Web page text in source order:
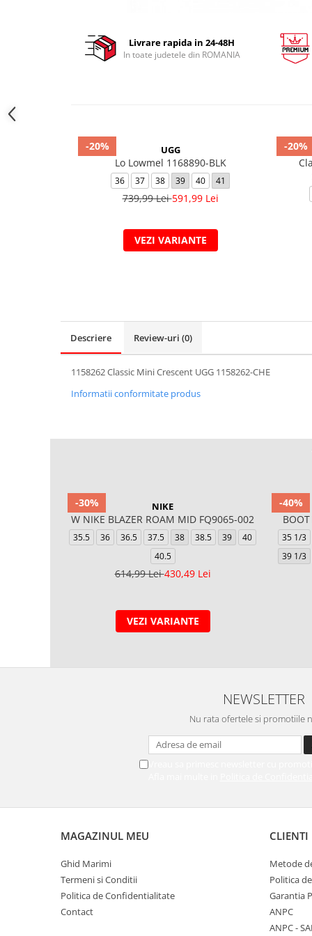
Livrare rapida in 24-48H
In toate judetele din ROMANIA
-20% UGG
Lo Lowmel 1168890-BLK
36 37 38 39 40 41
739,99 Lei591,99 Lei
VEZI VARIANTE
-20%
Descriere Review-uri (0)
1158262 Classic Mini Crescent UGG 1158262-CHE
Informatii conformitate produs
-30% NIKE
W NIKE BLAZER ROAM MID FQ9065-002
35.5 36 36.5 37.5 38 38.5 39
40
40.5
614,99 Lei430,49 Lei
VEZI VARIANTE
-40%
35 1/3
39 1/3
NEWSLETTER
Nu rata ofertele si promotiile
Vreau sa primesc newsletter cu
MAGAZINUL MEU
Ghid Marimi
Termeni si Conditii
Politica de Confidentialitate
Contact
CLIENTI
Metode
Politica
Garantia
ANPC
ANPC -